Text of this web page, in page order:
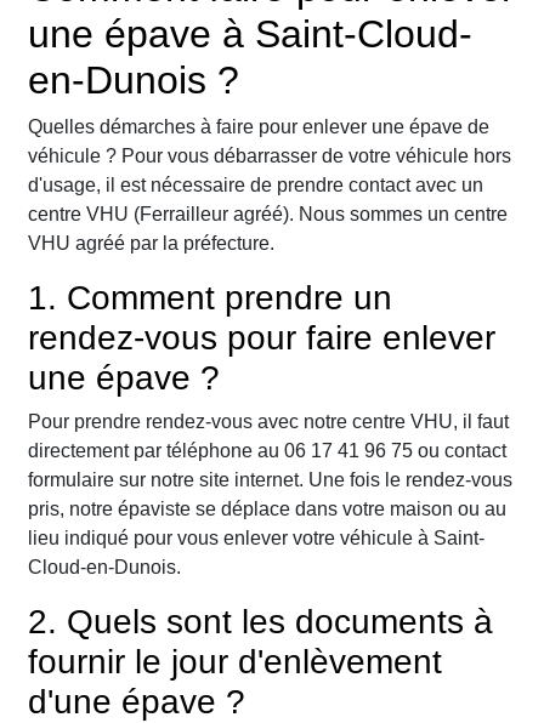
une épave à Saint-Cloud-
en-Dunois ?
Quelles démarches à faire pour enlever une épave de
véhicule ? Pour vous débarrasser de votre véhicule hors
d'usage, il est nécessaire de prendre contact avec un
centre VHU (Ferrailleur agréé). Nous sommes un centre
VHU agréé par la préfecture.
1. Comment prendre un
rendez-vous pour faire enlever
une épave ?
Pour prendre rendez-vous avec notre centre VHU, il faut
directement par téléphone au 06 17 41 96 75 ou contact
formulaire sur notre site internet. Une fois le rendez-vous
pris, notre épaviste se déplace dans votre maison ou au
lieu indiqué pour vous enlever votre véhicule à Saint-
Cloud-en-Dunois.
2. Quels sont les documents à
fournir le jour d'enlèvement
d'une épave ?